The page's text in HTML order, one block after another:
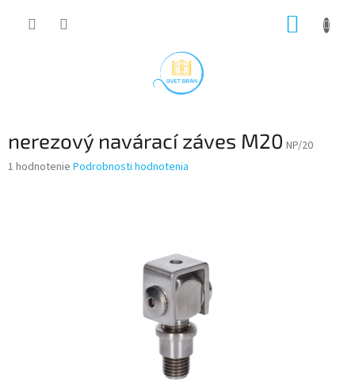
nerezový navárací záves M20 NP/20
Priemerné
1 hodnotenie Podrobnosti hodnotenia